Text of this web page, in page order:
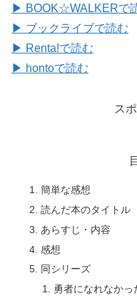
▶ BOOK☆WALKERで
▶ ブックライブで読む
▶ Renta!で読む
▶ hontoで読む
ス
簡単な感想
読んだ本のタイトル
あらすじ・内容
感想
同シリーズ
勇者になれなか